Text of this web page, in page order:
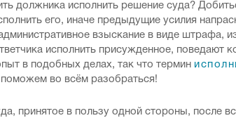
должника исполнить решение суда?
его, иначе предыдущие усилия
взыскание в виде штрафа,
исполнить присужденное, поведают
в подобных делах, так что термин
во всём разобраться!
принятое в пользу одной стороны, после